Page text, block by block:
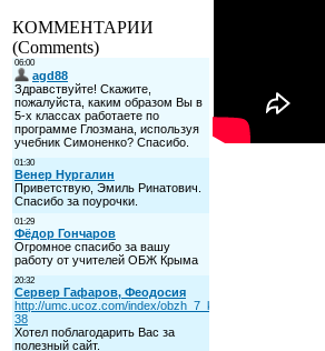
КОММЕНТАРИИ
(Comments)